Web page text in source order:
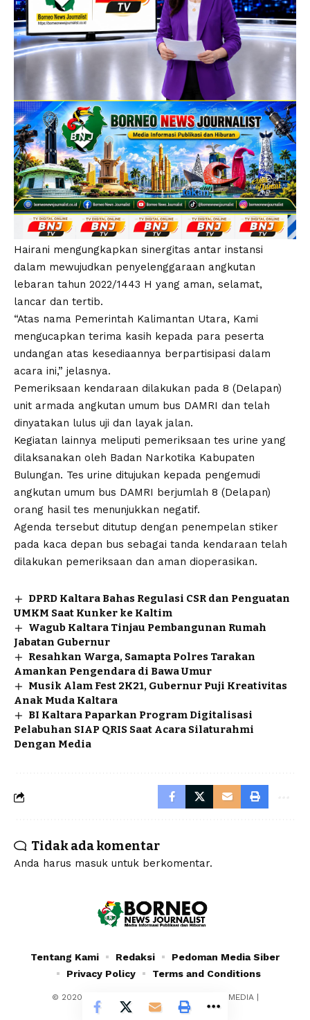
Hairani mengungkapkan sinergitas antar instansi
dalam mewujudkan penyelenggaraan angkutan
lebaran tahun 2022/1443 H yang aman, selamat,
lancar dan tertib.
“Atas nama Pemerintah Kalimantan Utara, Kami
mengucapkan terima kasih kepada para peserta
undangan atas kesediaannya berpartisipasi dalam
acara ini,” jelasnya.
Pemeriksaan kendaraan dilakukan pada 8 (Delapan)
unit armada angkutan umum bus DAMRI dan telah
dinyatakan lulus uji dan layak jalan.
Kegiatan lainnya meliputi pemeriksaan tes urine yang
dilaksanakan oleh Badan Narkotika Kabupaten
Bulungan. Tes urine ditujukan kepada pengemudi
angkutan umum bus DAMRI berjumlah 8 (Delapan)
orang hasil tes menunjukkan negatif.
Agenda tersebut ditutup dengan penempelan stiker
pada kaca depan bus sebagai tanda kendaraan telah
dilakukan pemeriksaan dan aman dioperasikan.
DPRD Kaltara Bahas Regulasi CSR dan Penguatan
UMKM Saat Kunker ke Kaltim
Wagub Kaltara Tinjau Pembangunan Rumah
Jabatan Gubernur
Resahkan Warga, Samapta Polres Tarakan
Amankan Pengendara di Bawa Umur
Musik Alam Fest 2K21, Gubernur Puji Kreativitas
Anak Muda Kaltara
BI Kaltara Paparkan Program Digitalisasi
Pelabuhan SIAP QRIS Saat Acara Silaturahmi
Dengan Media
Tidak ada komentar
Anda harus masuk untuk berkomentar.
© 2020 - 2024 - PT. YAFRAN BORNEO MULTIMEDIA |
Borneonewsjournalist.co.id
Tentang Kami Redaksi
Pedoman Media Siber
Privacy Policy
Terms and Conditions